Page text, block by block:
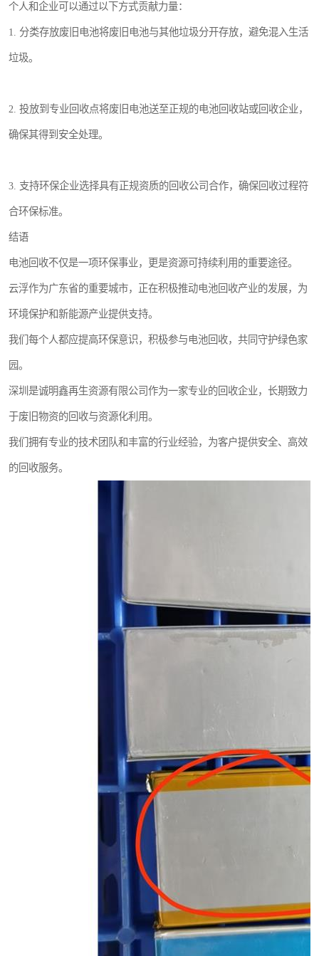
个人和企业可以通过以下方式贡献力量：
1. 分类存放废旧电池将废旧电池与其他垃圾分开存放，避免混入生活
垃圾。
2. 投放到专业回收点将废旧电池送至正规的电池回收站或回收企业，
确保其得到安全处理。
3. 支持环保企业选择具有正规资质的回收公司合作，确保回收过程符
合环保标准。
结语
电池回收不仅是一项环保事业，更是资源可持续利用的重要途径。
云浮作为广东省的重要城市，正在积极推动电池回收产业的发展，为
环境保护和新能源产业提供支持。
我们每个人都应提高环保意识，积极参与电池回收，共同守护绿色家
园。
深圳是诚明鑫再生资源有限公司作为一家专业的回收企业，长期致力
于废旧物资的回收与资源化利用。
我们拥有专业的技术团队和丰富的行业经验，为客户提供安全、高效
的回收服务。